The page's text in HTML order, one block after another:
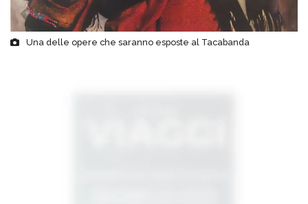
Una delle opere che saranno esposte al Tacabanda